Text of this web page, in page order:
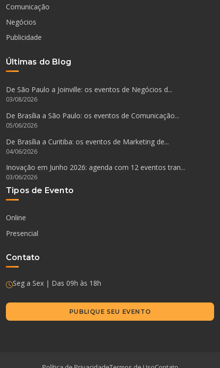
Comunicação
Negócios
Publicidade
Últimas do Blog
De São Paulo a Joinville: os eventos de Negócios d...
03/08/2026
De Brasília a São Paulo: os eventos de Comunicação...
05/06/2026
De Brasília a Curitiba: os eventos de Marketing de...
04/06/2026
Inovação em Junho 2026: agenda com 12 eventos tran...
03/06/2026
Tipos de Evento
Online
Presencial
Contato
Seg a Sex | Das 09h às 18h
PUBLIQUE SEU EVENTO